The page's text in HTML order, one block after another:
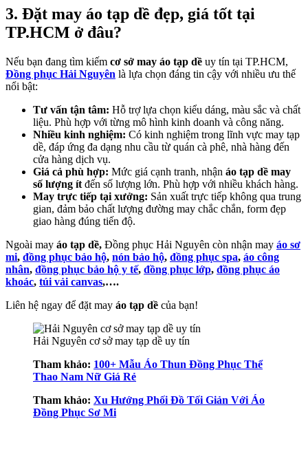
3. Đặt may áo tạp dề đẹp, giá tốt tại
TP.HCM ở đâu?
Nếu bạn đang tìm kiếm cơ sở may áo tạp dề uy tín tại TP.HCM,
Đồng phục Hải Nguyên là lựa chọn đáng tin cậy với nhiều ưu thế
nổi bật:
Tư vấn tận tâm: Hỗ trợ lựa chọn kiểu dáng, màu sắc và chất
liệu. Phù hợp với từng mô hình kinh doanh và công năng.
Nhiều kinh nghiệm: Có kinh nghiệm trong lĩnh vực may tạp
dề, đáp ứng đa dạng nhu cầu từ quán cà phê, nhà hàng đến
cửa hàng dịch vụ.
Giá cả phù hợp: Mức giá cạnh tranh, nhận áo tạp dề may
số lượng ít đến số lượng lớn. Phù hợp với nhiều khách hàng.
May trực tiếp tại xưởng: Sản xuất trực tiếp không qua trung
gian, đảm bảo chất lượng đường may chắc chắn, form đẹp
giao hàng đúng tiến độ.
Ngoài may áo tạp dề, Đồng phục Hải Nguyên còn nhận may áo sơ
mi, đồng phục bảo hộ, nón bảo hộ, đồng phục spa, áo công
nhân, đồng phục bảo hộ y tế, đồng phục lớp, đồng phục áo
khoác, túi vải canvas,….
Liên hệ ngay để đặt may áo tạp dề của bạn!
Hải Nguyên cơ sở may tạp dề uy tín
Tham khảo: 100+ Mẫu Áo Thun Đồng Phục Thể
Thao Nam Nữ Giá Rẻ
Tham khảo: Xu Hướng Phối Đồ Tối Giản Với Áo
Đồng Phục Sơ Mi